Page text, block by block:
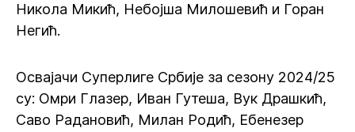
Никола Микић, Небојша Милошевић и Горан
Негић.
Освајачи Суперлиге Србије за сезону 2024/25
су: Омри Глазер, Иван Гутеша, Вук Драшкић,
Саво Радановић, Милан Родић, Ебенезер